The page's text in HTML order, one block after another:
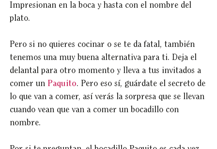
Impresionan en la boca y hasta con el nombre del
plato.
Pero si no quieres cocinar o se te da fatal, también
tenemos una muy buena alternativa para ti. Deja el
delantal para otro momento y lleva a tus invitados a
comer un Paquito. Pero eso sí, guárdate el secreto de
lo que van a comer, así verás la sorpresa que se llevan
cuando vean que van a comer un bocadillo con
nombre.